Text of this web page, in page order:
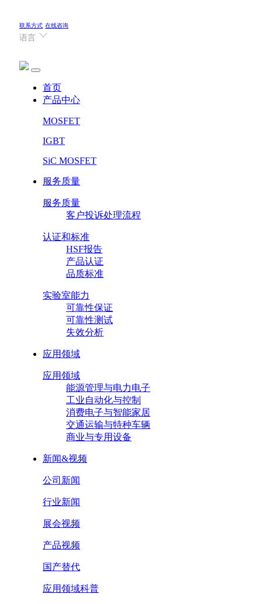
联系方式 在线咨询
语言
首页(current)
产品中心
MOSFET
IGBT
SiC MOSFET
服务质量
服务质量
客户投诉处理流程
认证和标准
HSF报告
产品认证
品质标准
实验室能力
可靠性保证
可靠性测试
失效分析
应用领域
应用领域
能源管理与电力电子
工业自动化与控制
消费电子与智能家居
交通运输与特种车辆
商业与专用设备
新闻&视频
公司新闻
行业新闻
展会视频
产品视频
国产替代
应用领域科普